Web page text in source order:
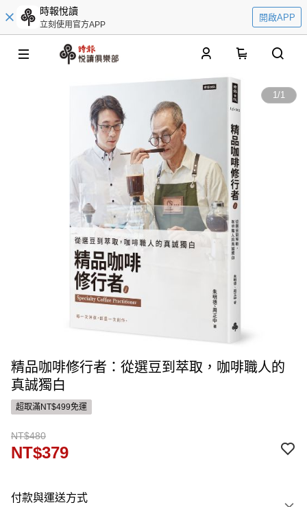
時報悅讀
立刻使用官方APP
開啟APP
1/1
精品咖啡修行者：從選豆到萃取，咖啡職人的
真誠獨白
超取滿NT$499免運
NT$480
NT$379
付款與運送方式